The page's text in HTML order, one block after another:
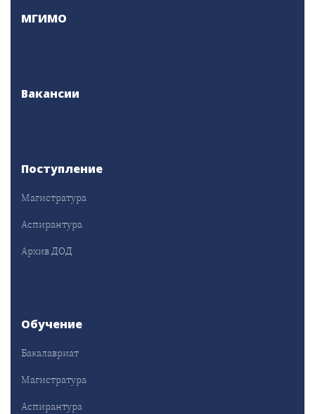
МГИМО
Вакансии
Поступление
Магистратура
Аспирантура
Архив ДОД
Обучение
Бакалавриат
Магистратура
Аспирантура